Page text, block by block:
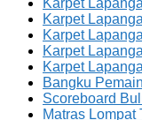
Karpet
Karpet
Karpet
Karpet
Karpet
Bangku
Scoreboard
Matras Lompat